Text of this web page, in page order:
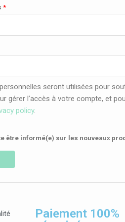
*
seront utilisées pour
gérer l’accès à votre compte, et
policy.
être informé(e) sur les nouveaux
Paiement 100%